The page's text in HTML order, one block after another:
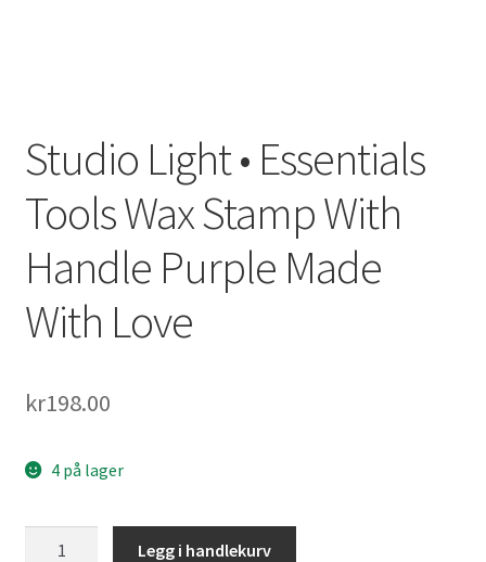
Studio Light • Essentials
Tools Wax Stamp With
Handle Purple Made
With Love
kr198.00
4 på lager
Legg i handlekurv